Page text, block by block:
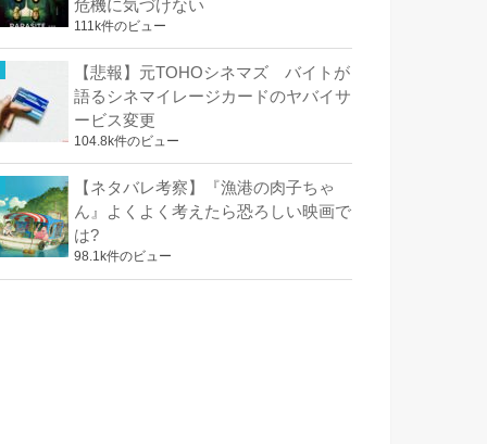
危機に気づけない
111k件のビュー
【悲報】元TOHOシネマズ バイトが
語るシネマイレージカードのヤバイサ
ービス変更
104.8k件のビュー
【ネタバレ考察】『漁港の肉子ちゃ
ん』よくよく考えたら恐ろしい映画で
は?
98.1k件のビュー